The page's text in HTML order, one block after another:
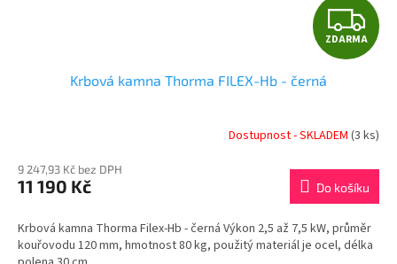
Z
D
R
M
A
ZDARMA
Krbová kamna Thorma FILEX-Hb - černá
Dostupnost - SKLADEM (3 ks)
9 247,93 Kč bez DPH
11 190 Kč Do košíku
Krbová kamna Thorma Filex-Hb - černá Výkon 2,5 až 7,5 kW, průměr
kouřovodu 120 mm, hmotnost 80 kg, použitý materiál je ocel, délka